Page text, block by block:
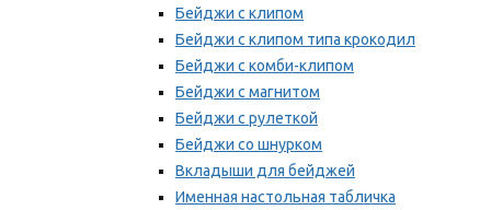
Бейджи с клипом
Бейджи с клипом типа крокодил
Бейджи с комби-клипом
Бейджи с магнитом
Бейджи с рулеткой
Бейджи со шнурком
Вкладыши для бейджей
Именная настольная табличка